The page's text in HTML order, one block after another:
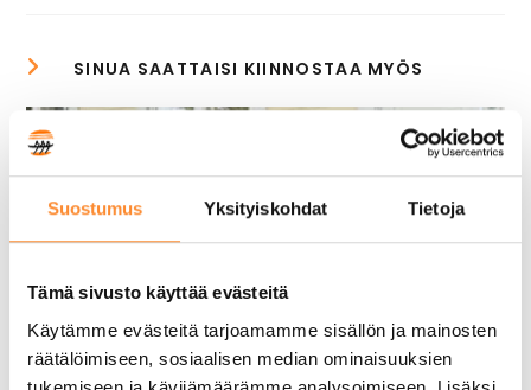
Suostumus Yksityiskohdat Tietoja
Tämä sivusto käyttää evästeitä
Käytämme evästeitä tarjoamamme sisällön ja mainosten
räätälöimiseen, sosiaalisen median ominaisuuksien